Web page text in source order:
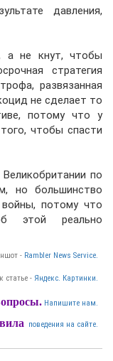
давления,
а не кнут, чтобы
стратегия
развязанная
не сделает то
потому что у
чтобы спасти
по
но большинство
потому что
этой реально
- Rambler News Service.
статье - Яндекс. Картинки.
Напишите нам.
поведения на сайте.